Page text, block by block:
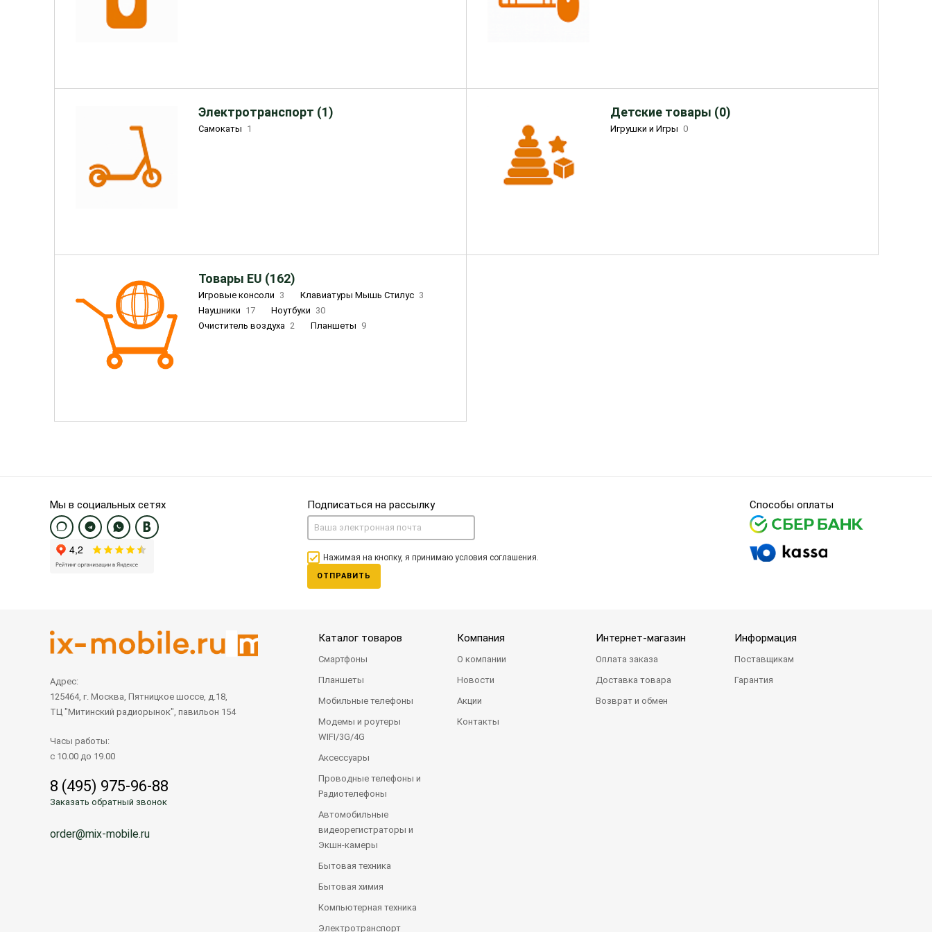
Электротранспорт (1)
Самокаты 1
Детские товары (0)
Игрушки и Игры 0
Товары EU (162)
Игровые консоли 3 Клавиатуры Мышь Стилус 3
Наушники 17 Ноутбуки 30
Очиститель воздуха 2 Планшеты 9
Мы в социальных сетях Подписаться на рассылку
Нажимая на кнопку, я принимаю условия соглашения.
ОТПРАВИТЬ
Способы оплаты
Адрес:
125464, г. Москва, Пятницкое шоссе, д.18,
ТЦ "Митинский радиорынок", павильон 154
Часы работы:
с 10.00 до 19.00
8 (495) 975-96-88
Заказать обратный звонок
order@mix-mobile.ru
Каталог товаров
Смартфоны
Планшеты
Мобильные телефоны
Модемы и роутеры
WIFI/3G/4G
Аксессуары
Проводные телефоны и
Радиотелефоны
Автомобильные
видеорегистраторы и
Экшн-камеры
Бытовая техника
Бытовая химия
Компьютерная техника
Электротранспорт
Компания
О компании
Новости
Акции
Контакты
Интернет-магазин
Оплата заказа
Доставка товара
Возврат и обмен
Информация
Поставщикам
Гарантия